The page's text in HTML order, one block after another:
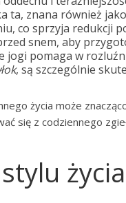
ta, znana również
co sprzyja redukcji
snem, aby
pomaga w
, są szczególnie
życia może
się z codziennego